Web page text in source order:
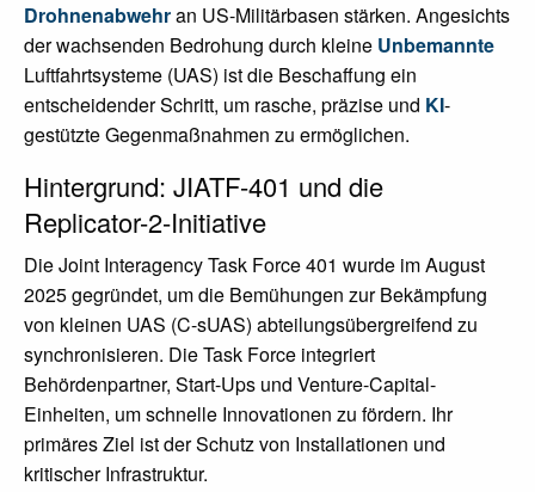
Drohnenabwehran US-Militärbasen stärken. Angesichts
der wachsenden Bedrohung durch kleine Unbemannte
Luftfahrtsysteme (UAS) ist die Beschaffung ein
entscheidender Schritt, um rasche, präzise und KI-
gestützte Gegenmaßnahmen zu ermöglichen.
Hintergrund: JIATF-401 und die
Replicator-2-Initiative
Die Joint Interagency Task Force 401 wurde im August
2025 gegründet, um die Bemühungen zur Bekämpfung
von kleinen UAS (C-sUAS) abteilungsübergreifend zu
synchronisieren. Die Task Force integriert
Behördenpartner, Start-Ups und Venture-Capital-
Einheiten, um schnelle Innovationen zu fördern. Ihr
primäres Ziel ist der Schutz von Installationen und
kritischer Infrastruktur.